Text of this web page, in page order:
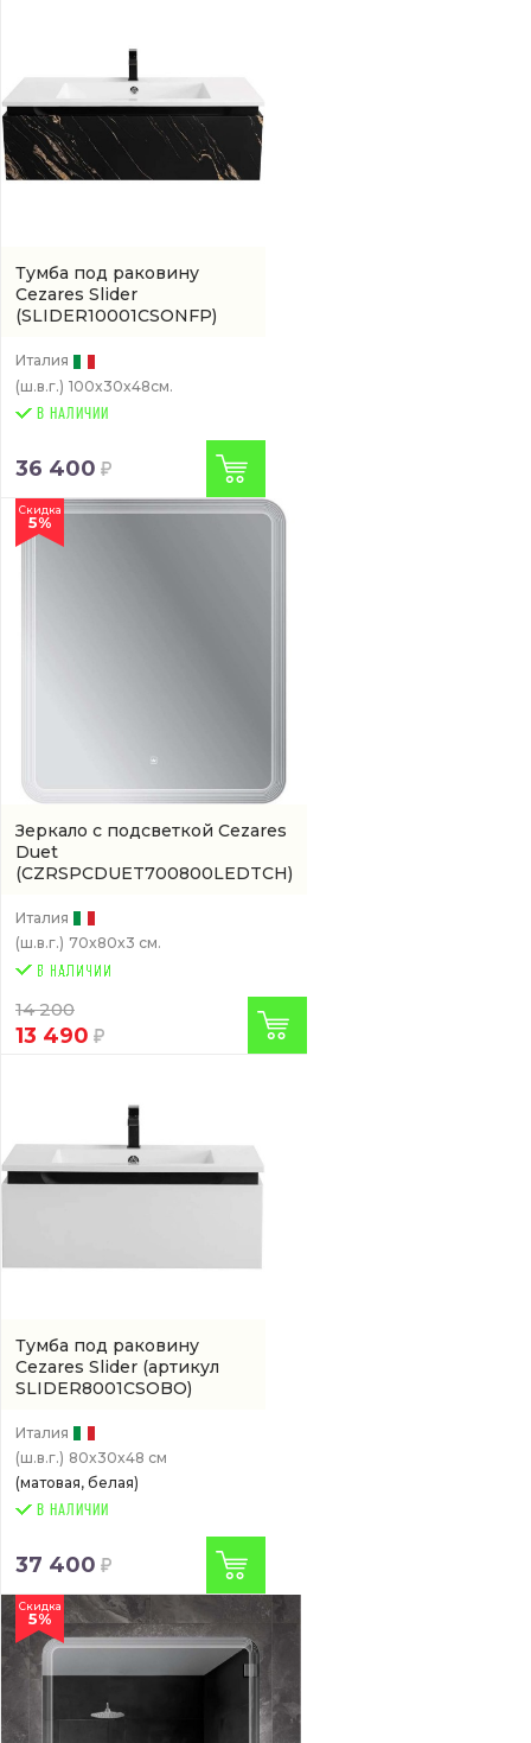
Тумба под раковину
Cezares Slider
(SLIDER10001CSONFP)
Италия
(ш.в.г.) 100x30x48см.
В НАЛИЧИИ
36 400
Зеркало с подсветкой Cezares
Duet
(CZRSPCDUET700800LEDTCH)
Скидка
5%
Италия
(ш.в.г.) 70x80x3 см.
14 200
13 490
Тумба под раковину
Cezares Slider (артикул
SLIDER8001CSOBO)
Италия
(ш.в.г.) 80x30x48 см
(матовая, белая)
В НАЛИЧИИ
37 400
Скидка
5%